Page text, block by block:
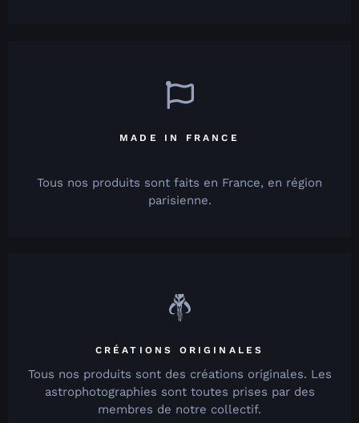
MADE IN FRANCE
Tous nos produits sont faits en France, en région
parisienne.
CRÉATIONS ORIGINALES
Tous nos produits sont des créations originales. Les
astrophotographies sont toutes prises par des
membres de notre collectif.